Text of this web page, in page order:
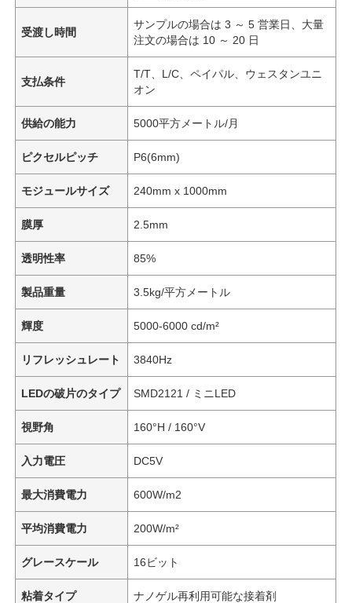
受渡し時間
サンプルの場合は 3 ～ 5 営業日、大量
注文の場合は 10 ～ 20 日
支払条件
T/T、L/C、ペイパル、ウェスタンユニ
オン
供給の能力 5000平方メートル/月
ピクセルピッチ P6(6mm)
モジュールサイズ 240mm x 1000mm
膜厚 2.5mm
透明性率 85%
製品重量 3.5kg/平方メートル
輝度 5000-6000 cd/m²
リフレッシュレート 3840Hz
LEDの破片のタイプ SMD2121 / ミニLED
視野角 160°H / 160°V
入力電圧 DC5V
最大消費電力 600W/m2
平均消費電力 200W/m²
グレースケール 16ビット
粘着タイプ ナノゲル再利用可能な接着剤